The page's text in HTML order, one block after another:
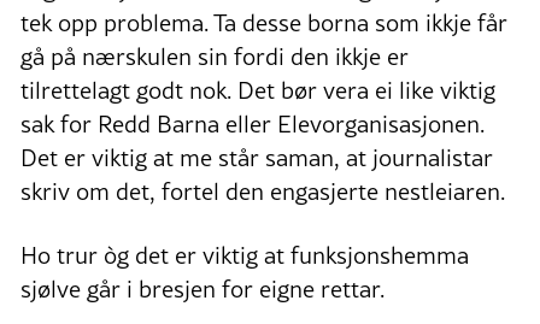
tek opp problema. Ta desse borna som ikkje får
gå på nærskulen sin fordi den ikkje er
tilrettelagt godt nok. Det bør vera ei like viktig
sak for Redd Barna eller Elevorganisasjonen.
Det er viktig at me står saman, at journalistar
skriv om det, fortel den engasjerte nestleiaren.
Ho trur òg det er viktig at funksjonshemma
sjølve går i bresjen for eigne rettar.